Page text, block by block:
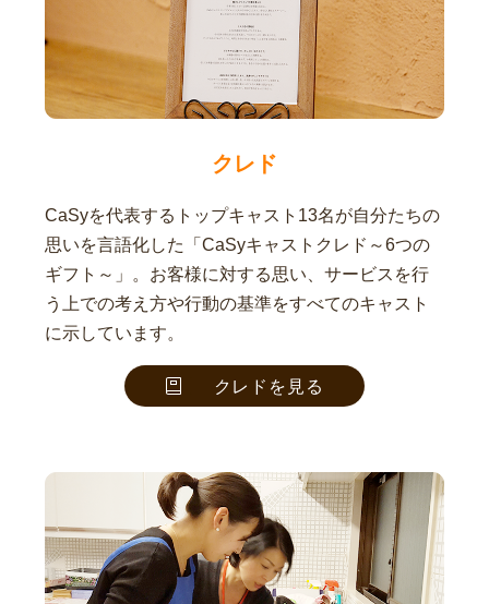
クレド
CaSyを代表するトップキャスト13名が自分たちの
思いを言語化した「CaSyキャストクレド～6つの
ギフト～」。お客様に対する思い、サービスを行
う上での考え方や行動の基準をすべてのキャスト
に示しています。
クレドを見る